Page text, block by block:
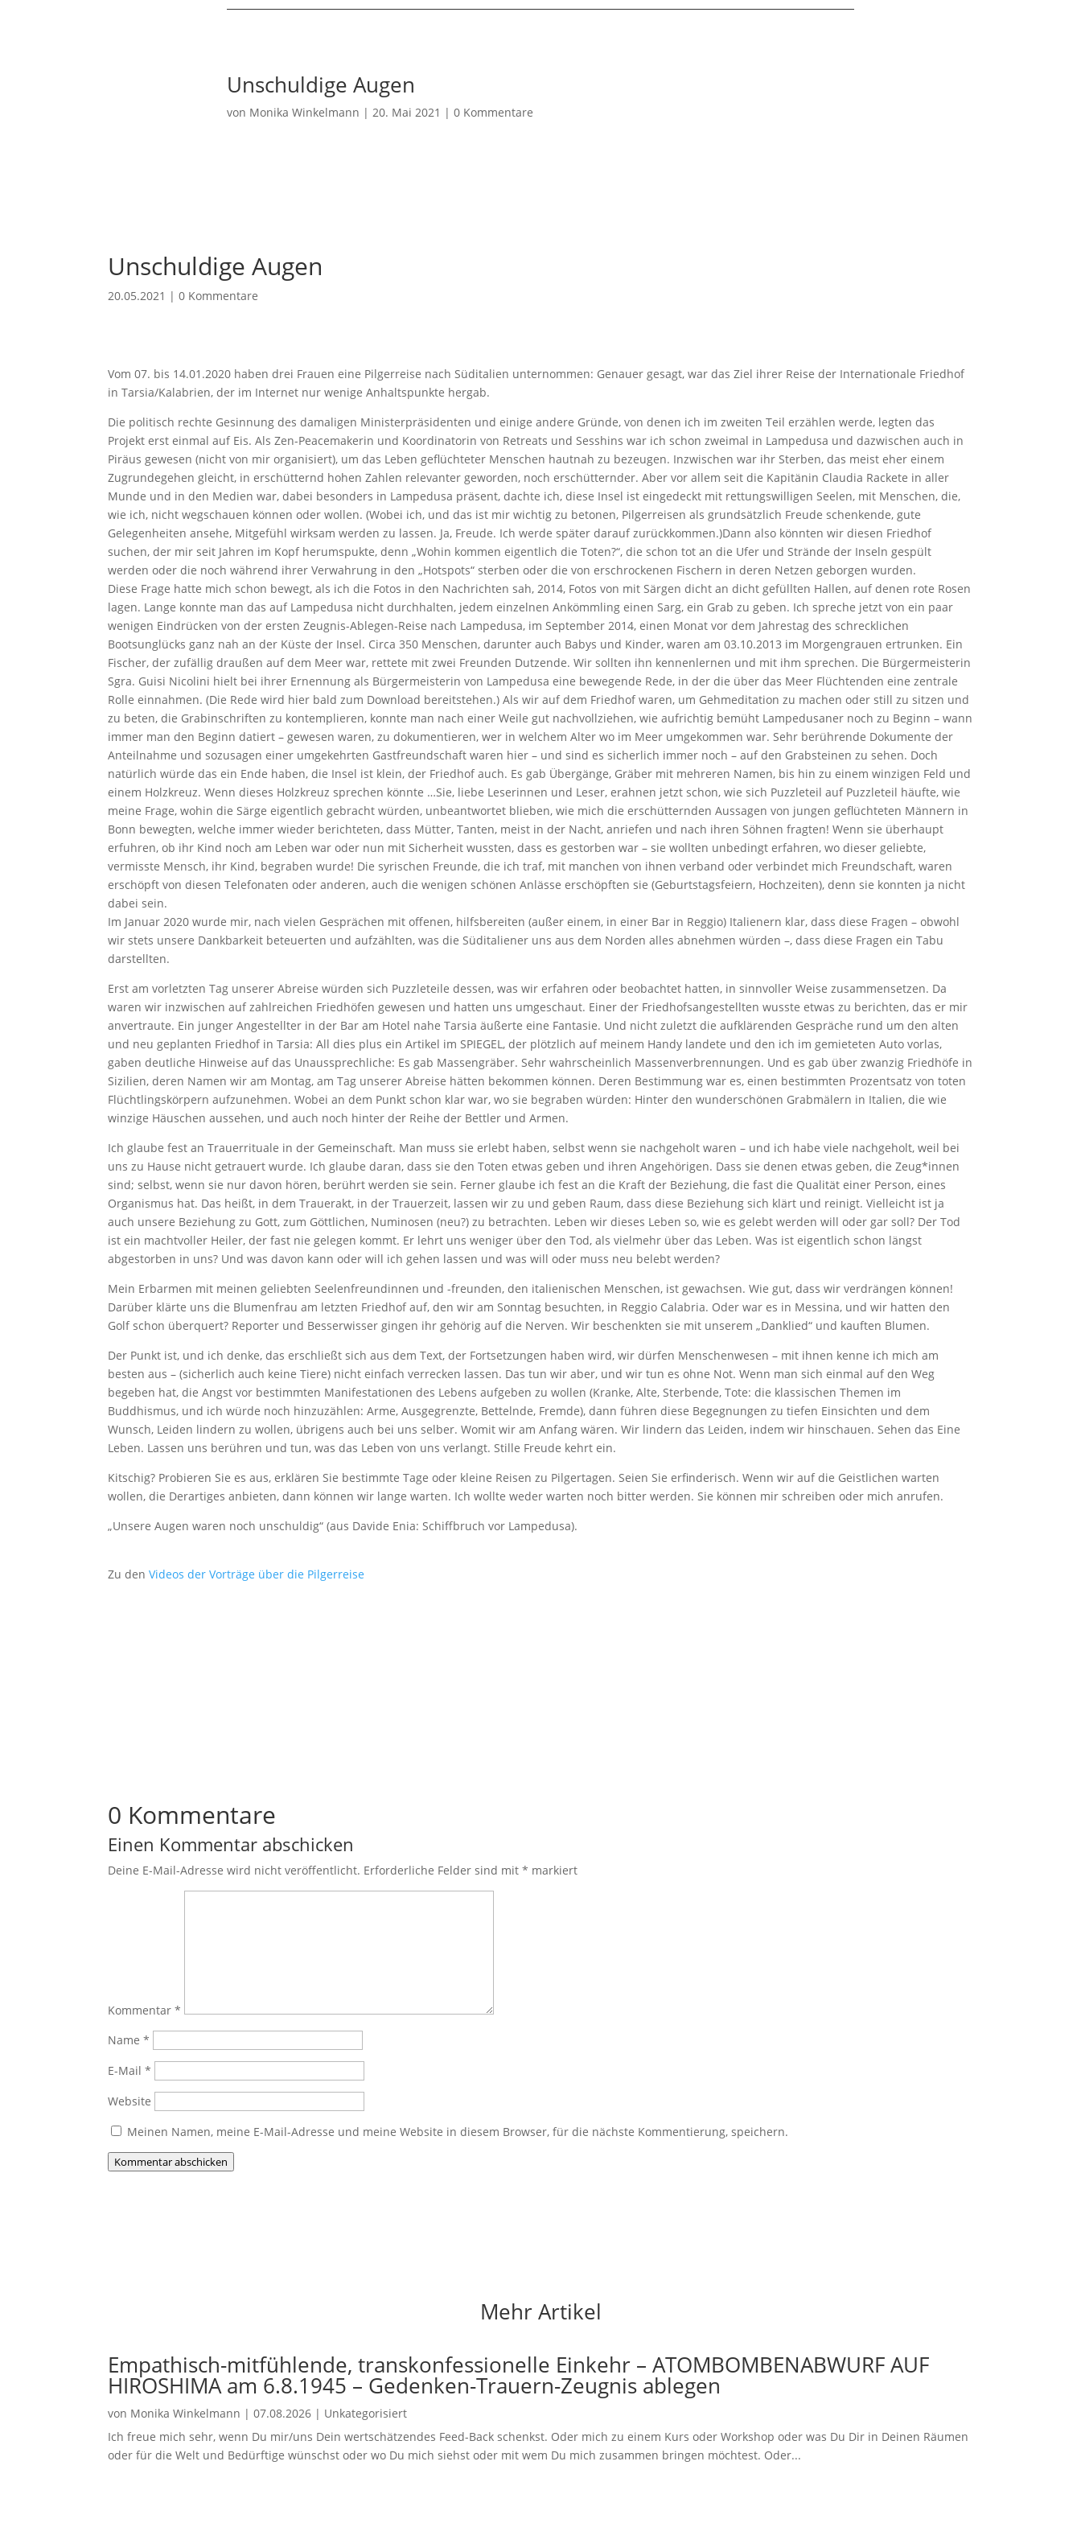
Unschuldige Augen
von Monika Winkelmann | 20. Mai 2021 | 0 Kommentare
Unschuldige Augen
20.05.2021 |0 Kommentare
Vom 07. bis 14.01.2020 haben drei Frauen eine Pilgerreise nach Süditalien unternommen: Genauer gesagt, war das Ziel ihrer Reise der Internationale Friedhof
in Tarsia/Kalabrien, der im Internet nur wenige Anhaltspunkte hergab.
Die politisch rechte Gesinnung des damaligen Ministerpräsidenten und einige andere Gründe, von denen ich im zweiten Teil erzählen werde, legten das
Projekt erst einmal auf Eis. Als Zen-Peacemakerin und Koordinatorin von Retreats und Sesshins war ich schon zweimal in Lampedusa und dazwischen auch in
Piräus gewesen (nicht von mir organisiert), um das Leben geflüchteter Menschen hautnah zu bezeugen. Inzwischen war ihr Sterben, das meist eher einem
Zugrundegehen gleicht, in erschütternd hohen Zahlen relevanter geworden, noch erschütternder. Aber vor allem seit die Kapitänin Claudia Rackete in aller
Munde und in den Medien war, dabei besonders in Lampedusa präsent, dachte ich, diese Insel ist eingedeckt mit rettungswilligen Seelen, mit Menschen, die,
wie ich, nicht wegschauen können oder wollen. (Wobei ich, und das ist mir wichtig zu betonen, Pilgerreisen als grundsätzlich Freude schenkende, gute
Gelegenheiten ansehe, Mitgefühl wirksam werden zu lassen. Ja, Freude. Ich werde später darauf zurückkommen.)Dann also könnten wir diesen Friedhof
suchen, der mir seit Jahren im Kopf herumspukte, denn „Wohin kommen eigentlich die Toten?“, die schon tot an die Ufer und Strände der Inseln gespült
werden oder die noch während ihrer Verwahrung in den „Hotspots“ sterben oder die von erschrockenen Fischern in deren Netzen geborgen wurden.
Diese Frage hatte mich schon bewegt, als ich die Fotos in den Nachrichten sah, 2014, Fotos von mit Särgen dicht an dicht gefüllten Hallen, auf denen rote Rosen
lagen. Lange konnte man das auf Lampedusa nicht durchhalten, jedem einzelnen Ankömmling einen Sarg, ein Grab zu geben. Ich spreche jetzt von ein paar
wenigen Eindrücken von der ersten Zeugnis-Ablegen-Reise nach Lampedusa, im September 2014, einen Monat vor dem Jahrestag des schrecklichen
Bootsunglücks ganz nah an der Küste der Insel. Circa 350 Menschen, darunter auch Babys und Kinder, waren am 03.10.2013 im Morgengrauen ertrunken. Ein
Fischer, der zufällig draußen auf dem Meer war, rettete mit zwei Freunden Dutzende. Wir sollten ihn kennenlernen und mit ihm sprechen. Die Bürgermeisterin
Sgra. Guisi Nicolini hielt bei ihrer Ernennung als Bürgermeisterin von Lampedusa eine bewegende Rede, in der die über das Meer Flüchtenden eine zentrale
Rolle einnahmen. (Die Rede wird hier bald zum Download bereitstehen.) Als wir auf dem Friedhof waren, um Gehmeditation zu machen oder still zu sitzen und
zu beten, die Grabinschriften zu kontemplieren, konnte man nach einer Weile gut nachvollziehen, wie aufrichtig bemüht Lampedusaner noch zu Beginn – wann
immer man den Beginn datiert – gewesen waren, zu dokumentieren, wer in welchem Alter wo im Meer umgekommen war. Sehr berührende Dokumente der
Anteilnahme und sozusagen einer umgekehrten Gastfreundschaft waren hier – und sind es sicherlich immer noch – auf den Grabsteinen zu sehen. Doch
natürlich würde das ein Ende haben, die Insel ist klein, der Friedhof auch. Es gab Übergänge, Gräber mit mehreren Namen, bis hin zu einem winzigen Feld und
einem Holzkreuz. Wenn dieses Holzkreuz sprechen könnte …Sie, liebe Leserinnen und Leser, erahnen jetzt schon, wie sich Puzzleteil auf Puzzleteil häufte, wie
meine Frage, wohin die Särge eigentlich gebracht würden, unbeantwortet blieben, wie mich die erschütternden Aussagen von jungen geflüchteten Männern in
Bonn bewegten, welche immer wieder berichteten, dass Mütter, Tanten, meist in der Nacht, anriefen und nach ihren Söhnen fragten! Wenn sie überhaupt
erfuhren, ob ihr Kind noch am Leben war oder nun mit Sicherheit wussten, dass es gestorben war – sie wollten unbedingt erfahren, wo dieser geliebte,
vermisste Mensch, ihr Kind, begraben wurde! Die syrischen Freunde, die ich traf, mit manchen von ihnen verband oder verbindet mich Freundschaft, waren
erschöpft von diesen Telefonaten oder anderen, auch die wenigen schönen Anlässe erschöpften sie (Geburtstagsfeiern, Hochzeiten), denn sie konnten ja nicht
dabei sein.
Im Januar 2020 wurde mir, nach vielen Gesprächen mit offenen, hilfsbereiten (außer einem, in einer Bar in Reggio) Italienern klar, dass diese Fragen – obwohl
wir stets unsere Dankbarkeit beteuerten und aufzählten, was die Süditaliener uns aus dem Norden alles abnehmen würden –, dass diese Fragen ein Tabu
darstellten.
Erst am vorletzten Tag unserer Abreise würden sich Puzzleteile dessen, was wir erfahren oder beobachtet hatten, in sinnvoller Weise zusammensetzen. Da
waren wir inzwischen auf zahlreichen Friedhöfen gewesen und hatten uns umgeschaut. Einer der Friedhofsangestellten wusste etwas zu berichten, das er mir
anvertraute. Ein junger Angestellter in der Bar am Hotel nahe Tarsia äußerte eine Fantasie. Und nicht zuletzt die aufklärenden Gespräche rund um den alten
und neu geplanten Friedhof in Tarsia: All dies plus ein Artikel im SPIEGEL, der plötzlich auf meinem Handy landete und den ich im gemieteten Auto vorlas,
gaben deutliche Hinweise auf das Unaussprechliche: Es gab Massengräber. Sehr wahrscheinlich Massenverbrennungen. Und es gab über zwanzig Friedhöfe in
Sizilien, deren Namen wir am Montag, am Tag unserer Abreise hätten bekommen können. Deren Bestimmung war es, einen bestimmten Prozentsatz von toten
Flüchtlingskörpern aufzunehmen. Wobei an dem Punkt schon klar war, wo sie begraben würden: Hinter den wunderschönen Grabmälern in Italien, die wie
winzige Häuschen aussehen, und auch noch hinter der Reihe der Bettler und Armen.
Ich glaube fest an Trauerrituale in der Gemeinschaft. Man muss sie erlebt haben, selbst wenn sie nachgeholt waren – und ich habe viele nachgeholt, weil bei
uns zu Hause nicht getrauert wurde. Ich glaube daran, dass sie den Toten etwas geben und ihren Angehörigen. Dass sie denen etwas geben, die Zeug*innen
sind; selbst, wenn sie nur davon hören, berührt werden sie sein. Ferner glaube ich fest an die Kraft der Beziehung, die fast die Qualität einer Person, eines
Organismus hat. Das heißt, in dem Trauerakt, in der Trauerzeit, lassen wir zu und geben Raum, dass diese Beziehung sich klärt und reinigt. Vielleicht ist ja
auch unsere Beziehung zu Gott, zum Göttlichen, Numinosen (neu?) zu betrachten. Leben wir dieses Leben so, wie es gelebt werden will oder gar soll? Der Tod
ist ein machtvoller Heiler, der fast nie gelegen kommt. Er lehrt uns weniger über den Tod, als vielmehr über das Leben. Was ist eigentlich schon längst
abgestorben in uns? Und was davon kann oder will ich gehen lassen und was will oder muss neu belebt werden?
Mein Erbarmen mit meinen geliebten Seelenfreundinnen und -freunden, den italienischen Menschen, ist gewachsen. Wie gut, dass wir verdrängen können!
Darüber klärte uns die Blumenfrau am letzten Friedhof auf, den wir am Sonntag besuchten, in Reggio Calabria. Oder war es in Messina, und wir hatten den
Golf schon überquert? Reporter und Besserwisser gingen ihr gehörig auf die Nerven. Wir beschenkten sie mit unserem „Danklied“ und kauften Blumen.
Der Punkt ist, und ich denke, das erschließt sich aus dem Text, der Fortsetzungen haben wird, wir dürfen Menschenwesen – mit ihnen kenne ich mich am
besten aus – (sicherlich auch keine Tiere) nicht einfach verrecken lassen. Das tun wir aber, und wir tun es ohne Not. Wenn man sich einmal auf den Weg
begeben hat, die Angst vor bestimmten Manifestationen des Lebens aufgeben zu wollen (Kranke, Alte, Sterbende, Tote: die klassischen Themen im
Buddhismus, und ich würde noch hinzuzählen: Arme, Ausgegrenzte, Bettelnde, Fremde), dann führen diese Begegnungen zu tiefen Einsichten und dem
Wunsch, Leiden lindern zu wollen, übrigens auch bei uns selber. Womit wir am Anfang wären. Wir lindern das Leiden, indem wir hinschauen. Sehen das Eine
Leben. Lassen uns berühren und tun, was das Leben von uns verlangt. Stille Freude kehrt ein.
Kitschig? Probieren Sie es aus, erklären Sie bestimmte Tage oder kleine Reisen zu Pilgertagen. Seien Sie erfinderisch. Wenn wir auf die Geistlichen warten
wollen, die Derartiges anbieten, dann können wir lange warten. Ich wollte weder warten noch bitter werden. Sie können mir schreiben oder mich anrufen.
„Unsere Augen waren noch unschuldig“ (aus Davide Enia: Schiffbruch vor Lampedusa).
Zu denVideos der Vorträge über die Pilgerreise
0 Kommentare
Einen Kommentar abschicken
Deine E-Mail-Adresse wird nicht veröffentlicht. Erforderliche Felder sind mit* markiert
Kommentar*
Name*
E-Mail*
Website
Meinen Namen, meine E-Mail-Adresse und meine Website in diesem Browser, für die nächste Kommentierung, speichern.
Kommentar abschicken
Mehr Artikel
Empathisch-mitfühlende, transkonfessionelle Einkehr – ATOMBOMBENABWURF AUF
HIROSHIMA am 6.8.1945 – Gedenken-Trauern-Zeugnis ablegen
von Monika Winkelmann |07.08.2026 | Unkategorisiert
Ich freue mich sehr, wenn Du mir/uns Dein wertschätzendes Feed-Back schenkst. Oder mich zu einem Kurs oder Workshop oder was Du Dir in Deinen Räumen
oder für die Welt und Bedürftige wünschst oder wo Du mich siehst oder mit wem Du mich zusammen bringen möchtest. Oder...